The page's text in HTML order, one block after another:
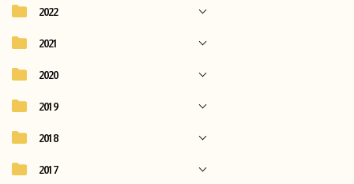
2022
2021
2020
2019
2018
2017